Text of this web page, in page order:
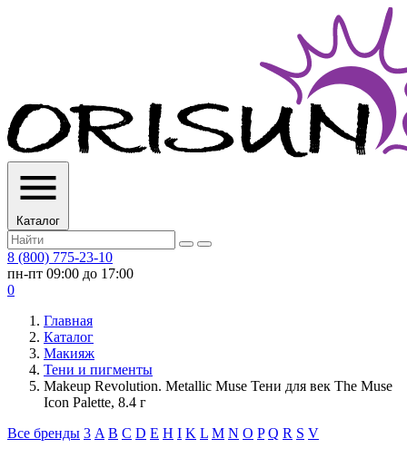
Каталог
8 (800) 775-23-10
пн-пт 09:00 до 17:00
0
Главная
Каталог
Макияж
Тени и пигменты
Makeup Revolution. Metallic Muse Тени для век The Muse
Icon Palette, 8.4 г
Все бренды 3 A B C D E H I K L M N O P Q R S V